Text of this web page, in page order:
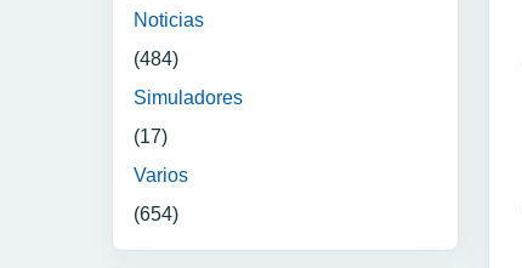
Noticias
(484)
Simuladores
(17)
Varios
(654)